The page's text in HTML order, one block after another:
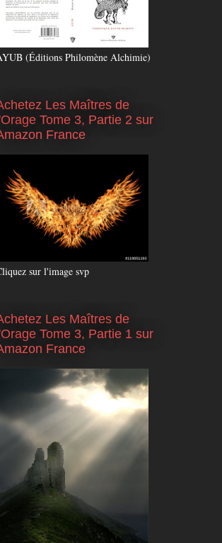
(Éditions Philomène Alchimie)
Les Maîtres de
l'Orage Tome 3, Partie 2 sur
France
sur l'image svp
Les Maîtres de
Tome 3, Partie 1 sur
France